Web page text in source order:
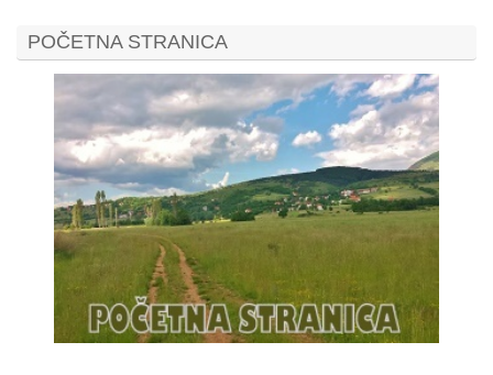
POČETNA STRANICA